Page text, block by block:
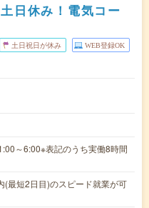
日休み！電気コー
土日祝日が休み WEB登録OK
～6:00※表記のうち実働8時間
(最短2日目)のスピード就業が可